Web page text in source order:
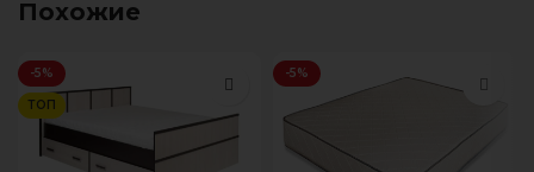
Похожие
-5%
ТОП
-5%